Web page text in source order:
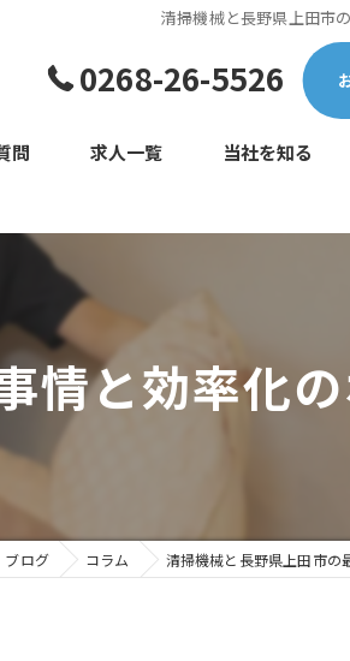
清掃機械と長野県上田市
0268-26-5526
問 求人一覧 当社を知る
正社員
女性
情と効率化
ブログ コラム 清掃機械と長野県上田市の